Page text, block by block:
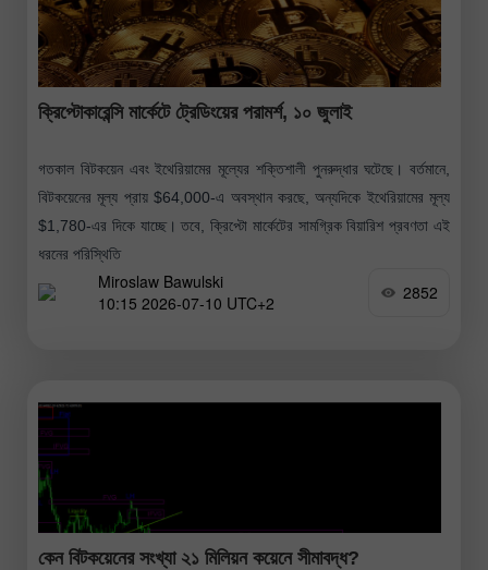
ক্রিপ্টোকারেন্সি মার্কেটে ট্রেডিংয়ের পরামর্শ, ১০ জুলাই
গতকাল বিটকয়েন এবং ইথেরিয়ামের মূল্যের শক্তিশালী পুনরুদ্ধার ঘটেছে। বর্তমানে,
বিটকয়েনের মূল্য প্রায় $64,000-এ অবস্থান করছে, অন্যদিকে ইথেরিয়ামের মূল্য
$1,780-এর দিকে যাচ্ছে। তবে, ক্রিপ্টো মার্কেটের সামগ্রিক বিয়ারিশ প্রবণতা এই
ধরনের পরিস্থিতি
Miroslaw Bawulski
10:15 2026-07-10 UTC+2
2852
কেন বিটকয়েনের সংখ্যা ২১ মিলিয়ন কয়েনে সীমাবদ্ধ?